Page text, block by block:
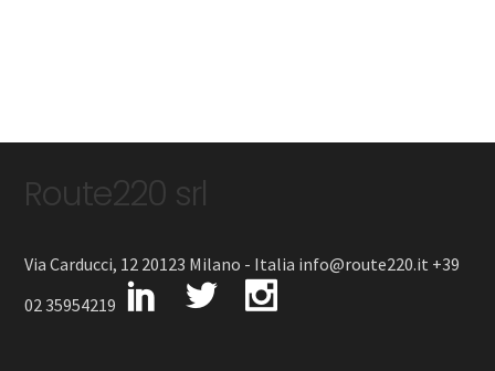
Route220 srl
Via Carducci, 12 20123 Milano - Italia info@route220.it +39
02 35954219